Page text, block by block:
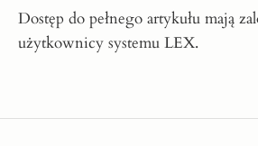
Dostęp do pełnego artykułu mają
użytkownicy systemu LEX.